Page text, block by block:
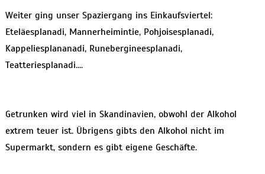
Weiter ging unser Spaziergang ins Einkaufsviertel:
Eteläesplanadi, Mannerheimintie, Pohjoisesplanadi,
Kappeliesplananadi, Runebergineesplanadi,
Teatteriesplanadi….
Getrunken wird viel in Skandinavien, obwohl der Alkohol
extrem teuer ist. Übrigens gibts den Alkohol nicht im
Supermarkt, sondern es gibt eigene Geschäfte.